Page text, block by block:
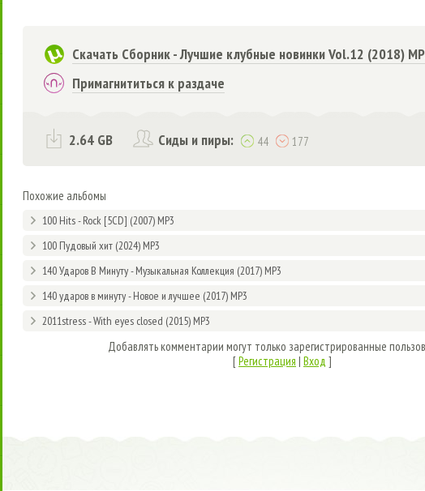
Скачать Сборник - Лучшие клубные новинки Vol.12 (2018)
Примагнититься к раздаче
2.64 GB Сиды и пиры: 44 177
Похожие альбомы
100 Hits - Rock [5CD] (2007) MP3
100 Пудовый хит (2024) MP3
140 Ударов В Минуту - Музыкальная Коллекция (2017) MP3
140 ударов в минуту - Новое и лучшее (2017) MP3
2011stress - With eyes closed (2015) MP3
Добавлять комментарии могут только зарегистрированные
[Регистрация | Вход ]